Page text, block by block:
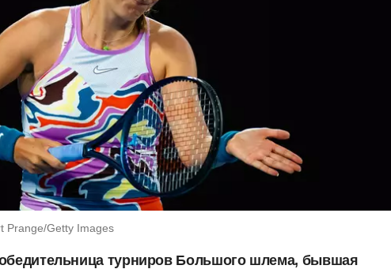
Prange/Getty Images
турниров Большого шлема, бывшая